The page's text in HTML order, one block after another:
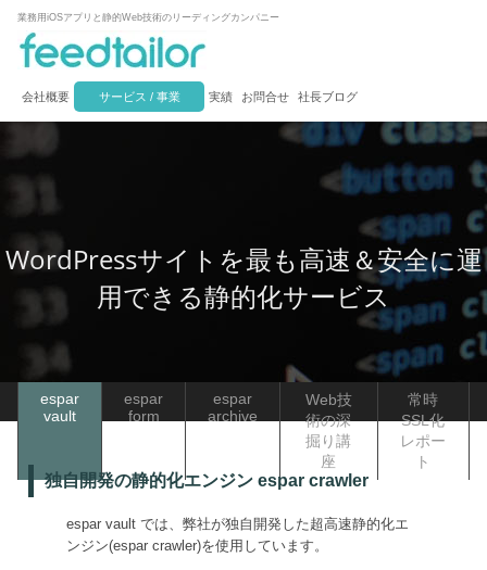
業務用iOSアプリと静的Web技術のリーディングカンパニー
社長ブログ
お問合せ
実績
サービス / 事業
会社概要
WordPressサイトを最も高速＆安全に運
用できる静的化サービス
espar
vault
espar
form
espar
archive
Web技
術の深
掘り講
座
常時
SSL化
レポー
ト
独自開発の静的化エンジン espar crawler
espar vault では、弊社が独自開発した超高速静的化エ
ンジン(espar crawler)を使用しています。